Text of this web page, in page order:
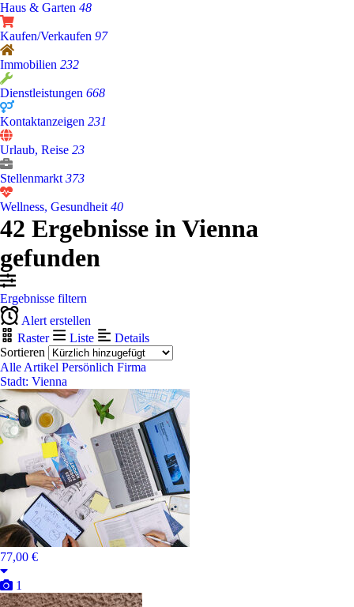
Haus & Garten 48
Kaufen/Verkaufen 97
Immobilien 232
Dienstleistungen 668
Kontaktanzeigen 231
Urlaub, Reise 23
Stellenmarkt 373
Wellness, Gesundheit 40
42 Ergebnisse in Vienna
gefunden
Ergebnisse filtern
Alert erstellen
Raster
Liste
Details
Sortieren
Alle Artikel Persönlich Firma
Stadt: Vienna
77,00 €
1